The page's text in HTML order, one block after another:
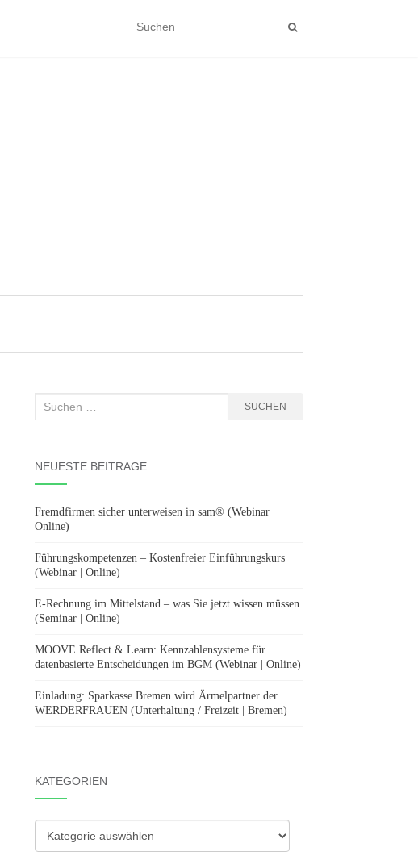
Suchen
SUCHEN
NEUESTE BEITRÄGE
Fremdfirmen sicher unterweisen in sam® (Webinar |
Online)
Führungskompetenzen – Kostenfreier Einführungskurs
(Webinar | Online)
E-Rechnung im Mittelstand – was Sie jetzt wissen müssen
(Seminar | Online)
MOOVE Reflect & Learn: Kennzahlensysteme für
datenbasierte Entscheidungen im BGM (Webinar | Online)
Einladung: Sparkasse Bremen wird Ärmelpartner der
WERDERFRAUEN (Unterhaltung / Freizeit | Bremen)
KATEGORIEN
Kategorien